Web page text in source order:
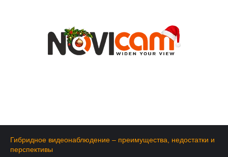
Гибридное видеонаблюдение – преимущества, недостатки и
перспективы